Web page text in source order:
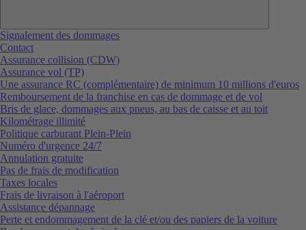
Signalement des dommages
Contact
Assurance collision (CDW)
Assurance vol (TP)
Une assurance RC (complémentaire) de minimum 10 millions d'euros
Remboursement de la franchise en cas de dommage et de vol
Bris de glace, dommages aux pneus, au bas de caisse et au toit
Kilométrage illimité
Politique carburant Plein-Plein
Numéro d'urgence 24/7
Annulation gratuite
Pas de frais de modification
Taxes locales
Frais de livraison à l'aéroport
Assistance dépannage
Perte et endommagement de la clé et/ou des papiers de la voiture